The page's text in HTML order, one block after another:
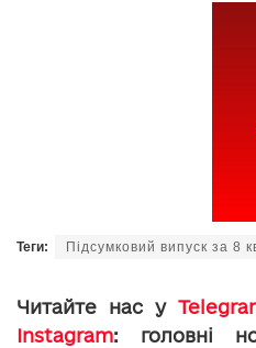
Теги: Підсумковий випуск за 8
Читайте нас у
Instagram: головні